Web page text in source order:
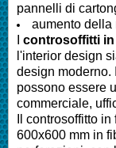
pannelli di
aumento della
controsoffitti
l'interior design
design moderno.
possono essere
commerciale,
Il controsoffitto
600x600 mm in